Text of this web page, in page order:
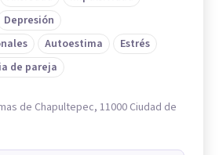
Depresión
Autoestima
Estrés
de pareja
de Chapultepec, 11000 Ciudad de